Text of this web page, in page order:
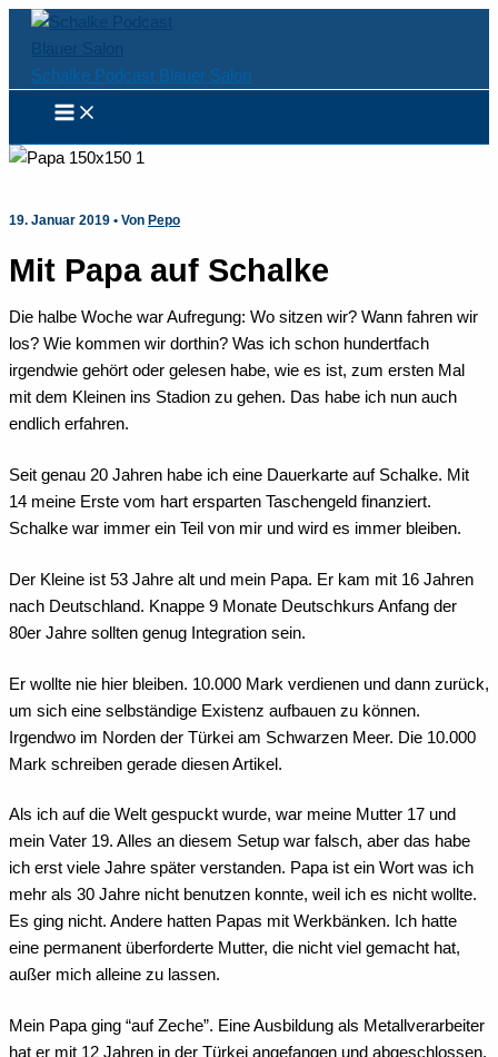
Zum
springen
Schalke Podcast Blauer Salon
19. Januar 2019 • Von Pepo
Mit Papa auf Schalke
Die halbe Woche war Aufregung: Wo sitzen wir? Wann fahren wir
los? Wie kommen wir dorthin? Was ich schon hundertfach
irgendwie gehört oder gelesen habe, wie es ist, zum ersten Mal
mit dem Kleinen ins Stadion zu gehen. Das habe ich nun auch
endlich erfahren.
Seit genau 20 Jahren habe ich eine Dauerkarte auf Schalke. Mit
14 meine Erste vom hart ersparten Taschengeld finanziert.
Schalke war immer ein Teil von mir und wird es immer bleiben.
Der Kleine ist 53 Jahre alt und mein Papa. Er kam mit 16 Jahren
nach Deutschland. Knappe 9 Monate Deutschkurs Anfang der
80er Jahre sollten genug Integration sein.
Er wollte nie hier bleiben. 10.000 Mark verdienen und dann zurück,
um sich eine selbständige Existenz aufbauen zu können.
Irgendwo im Norden der Türkei am Schwarzen Meer. Die 10.000
Mark schreiben gerade diesen Artikel.
Als ich auf die Welt gespuckt wurde, war meine Mutter 17 und
mein Vater 19. Alles an diesem Setup war falsch, aber das habe
ich erst viele Jahre später verstanden. Papa ist ein Wort was ich
mehr als 30 Jahre nicht benutzen konnte, weil ich es nicht wollte.
Es ging nicht. Andere hatten Papas mit Werkbänken. Ich hatte
eine permanent überforderte Mutter, die nicht viel gemacht hat,
außer mich alleine zu lassen.
Mein Papa ging “auf Zeche”. Eine Ausbildung als Metallverarbeiter
hat er mit 12 Jahren in der Türkei angefangen und abgeschlossen.